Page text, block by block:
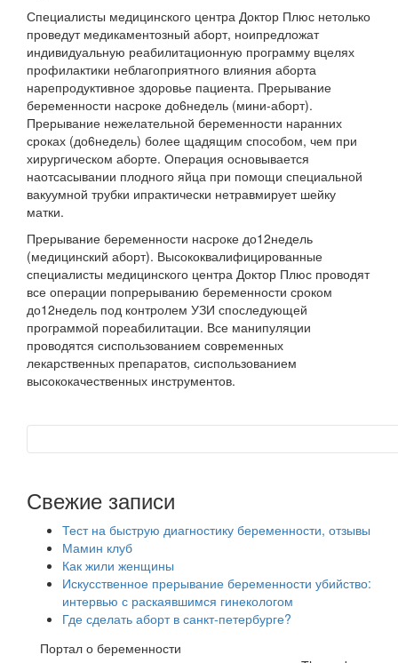
Специалисты медицинского центра Доктор Плюс нетолько
проведут медикаментозный аборт, ноипредложат
индивидуальную реабилитационную программу вцелях
профилактики неблагоприятного влияния аборта
нарепродуктивное здоровье пациента. Прерывание
беременности насроке до6недель (мини-аборт).
Прерывание нежелательной беременности наранних
сроках (до6недель) более щадящим способом, чем при
хирургическом аборте. Операция основывается
наотсасывании плодного яйца при помощи специальной
вакуумной трубки ипрактически нетравмирует шейку
матки.
Прерывание беременности насроке до12недель
(медицинский аборт). Высококвалифицированные
специалисты медицинского центра Доктор Плюс проводят
все операции попрерыванию беременности сроком
до12недель под контролем УЗИ споследующей
программой пореабилитации. Все манипуляции
проводятся сиспользованием современных
лекарственных препаратов, сиспользованием
высококачественных инструментов.
Свежие записи
Тест на быструю диагностику беременности, отзывы
Мамин клуб
Как жили женщины
Искусственное прерывание беременности убийство:
интервью с раскаявшимся гинекологом
Где сделать аборт в санкт-петербурге?
Портал о беременности